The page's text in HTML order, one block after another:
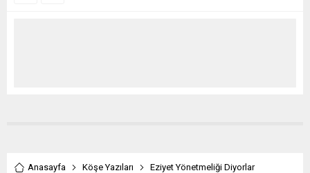
Anasayfa Köşe Yazıları Eziyet Yönetmeliği Diyorlar